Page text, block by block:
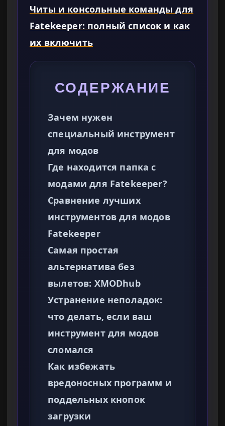
Читы и консольные команды для
Fatekeeper: полный список и как
их включить
СОДЕРЖАНИЕ
Зачем нужен
специальный инструмент
для модов
Где находится папка с
модами для Fatekeeper?
Сравнение лучших
инструментов для модов
Fatekeeper
Самая простая
альтернатива без
вылетов: XMODhub
Устранение неполадок:
что делать, если ваш
инструмент для модов
сломался
Как избежать
вредоносных программ и
поддельных кнопок
загрузки